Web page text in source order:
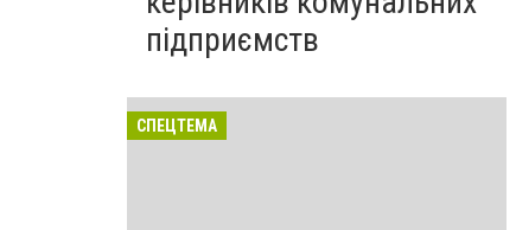
підприємств
СПЕЦТЕМА